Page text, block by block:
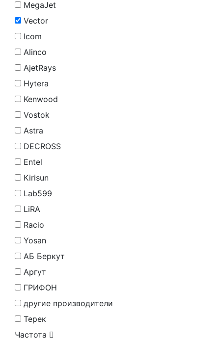
MegaJet
Vector
Icom
Alinco
AjetRays
Hytera
Kenwood
Vostok
Astra
DECROSS
Entel
Kirisun
Lab599
LiRA
Racio
Yosan
АБ Беркут
Аргут
ГРИФОН
другие производители
Терек
Частота